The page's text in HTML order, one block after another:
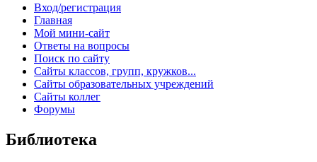
Вход/регистрация
Главная
Мой мини-сайт
Ответы на вопросы
Поиск по сайту
Сайты классов, групп, кружков...
Сайты образовательных учреждений
Сайты коллег
Форумы
Библиотека